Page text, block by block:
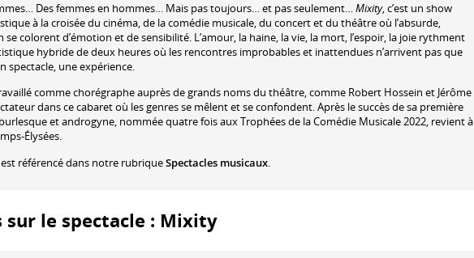
Des femmes en hommes… Mais pas toujours… et pas seulement… Mixity, c’est un show
à la croisée du cinéma, de la comédie musicale, du concert et du théâtre où l’absurde,
se colorent d’émotion et de sensibilité. L’amour, la haine, la vie, la mort, l’espoir, la joie rythment
hybride de deux heures où les rencontres improbables et inattendues n’arrivent pas que
spectacle, une expérience.
comme chorégraphe auprès de grands noms du théâtre, comme Robert Hossein et Jérôme
dans ce cabaret où les genres se mêlent et se confondent. Après le succès de sa première
et androgyne, nommée quatre fois aux Trophées de la Comédie Musicale 2022, revient à
Élysées.
est référencé dans notre rubriqueSpectacles musicaux.
sur le spectacle : Mixity